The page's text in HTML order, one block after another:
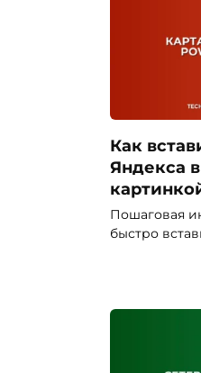
Как
Яндекса
Пошаговая
быстро